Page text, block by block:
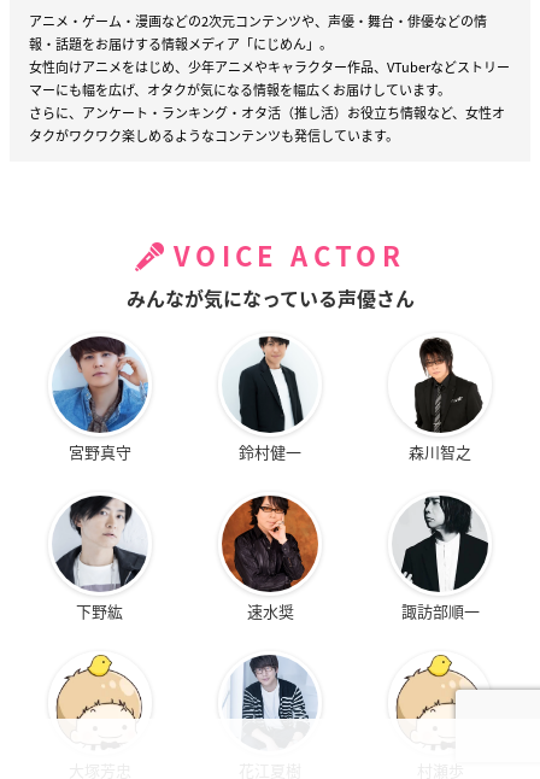
アニメ・ゲーム・漫画などの2次元コンテンツや、声優・舞台・俳優などの情
報・話題をお届けする情報メディア「にじめん」。
女性向けアニメをはじめ、少年アニメやキャラクター作品、VTuberなどストリー
マーにも幅を広げ、オタクが気になる情報を幅広くお届けしています。
さらに、アンケート・ランキング・オタ活（推し活）お役立ち情報など、女性オ
タクがワクワク楽しめるようなコンテンツも発信しています。
VOICE ACTOR
みんなが気になっている声優さん
宮野真守 鈴村健一 森川智之
下野紘 速水奨 諏訪部順一